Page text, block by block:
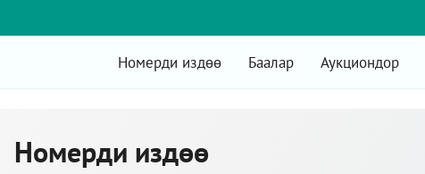
Номерди издөө Баалар Аукциондор
Номерди издөө